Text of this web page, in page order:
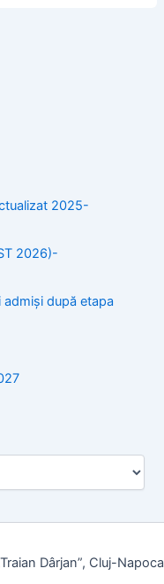
2025-
2026)-
admiși după etapa
Dârjan”, Cluj-Napoca